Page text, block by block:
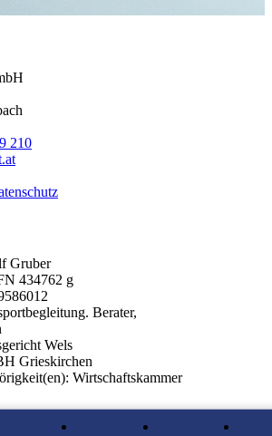
210
Gruber
434762 g
Berater,
Wels
Grieskirchen
Wirtschaftskammer
mit Funktion